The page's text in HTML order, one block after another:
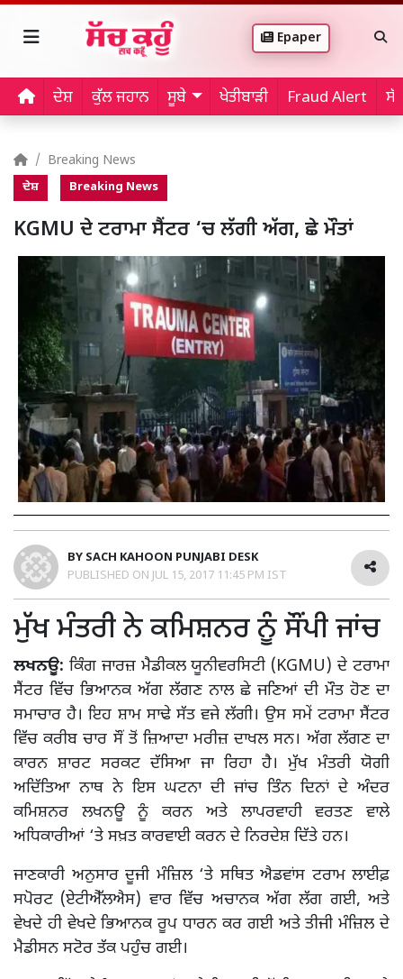
Epaper
ਦੇਸ਼ ਕੁੱਲ ਜਹਾਨ ਸੂਬੇ ਖੇਤੀਬਾੜੀ Fraud Alert
Breaking News
ਦੇਸ਼ Breaking News
KGMU ਦੇ ਟਰਾਮਾ ਸੈਂਟਰ ‘ਚ ਲੱਗੀ ਅੱਗ, ਛੇ ਮੌਤਾਂ
BY SACH KAHOON PUNJABI DESK
PUBLISHED ON JUL 15, 2017 11:45 PM IST
ਮੁੱਖ ਮੰਤਰੀ ਨੇ ਕਮਿਸ਼ਨਰ ਨੂੰ ਸੌਂਪੀ ਜਾਂਚ
ਲਖਨਊ: ਕਿੰਗ ਜਾਰਜ਼ ਮੈਡੀਕਲ ਯੂਨੀਵਰਸਿਟੀ (KGMU) ਦੇ ਟਰਾਮਾ
ਸੈਂਟਰ ਵਿੱਚ ਭਿਆਨਕ ਅੱਗ ਲੱਗਣ ਨਾਲ ਛੇ ਜਣਿਆਂ ਦੀ ਮੌਤ ਹੋਣ ਦਾ
ਸਮਾਚਾਰ ਹੈ। ਇਹ ਸ਼ਾਮ ਸਾਢੇ ਸੱਤ ਵਜੇ ਲੱਗੀ। ਉਸ ਸਮੇਂ ਟਰਾਮਾ ਸੈਂਟਰ
ਵਿੱਚ ਕਰੀਬ ਚਾਰ ਸੌਂ ਤੋਂ ਜ਼ਿਆਦਾ ਮਰੀਜ਼ ਦਾਖਲ ਸਨ। ਅੱਗ ਲੱਗਣ ਦਾ
ਕਾਰਨ ਸ਼ਾਰਟ ਸਰਕਟ ਦੱਸਿਆ ਜਾ ਰਿਹਾ ਹੈ। ਮੁੱਖ ਮੰਤਰੀ ਯੋਗੀ
ਅਦਿੱਤਿਆ ਨਾਥ ਨੇ ਇਸ ਘਟਨਾ ਦੀ ਜਾਂਚ ਤਿੰਨ ਦਿਨਾਂ ਦੇ ਅੰਦਰ
ਕਮਿਸ਼ਨਰ ਲਖਨਊ ਨੂੰ ਕਰਨ ਅਤੇ ਲਾਪਰਵਾਹੀ ਵਰਤਣ ਵਾਲੇ
ਅਧਿਕਾਰੀਆਂ ‘ਤੇ ਸਖ਼ਤ ਕਾਰਵਾਈ ਕਰਨ ਦੇ ਨਿਰਦੇਸ਼ ਦਿੱਤੇ ਹਨ।
ਜਾਣਕਾਰੀ ਅਨੁਸਾਰ ਦੂਜੀ ਮੰਜ਼ਿਲ ‘ਤੇ ਸਥਿਤ ਐਡਵਾਂਸ ਟਰਾਮ ਲਾਈਫ਼
ਸਪੋਰਟ (ਏਟੀਐੱਲਐਸ) ਵਾਰ ਵਿੱਚ ਅਚਾਨਕ ਅੱਗ ਲੱਗ ਗਈ, ਅਤੇ
ਵੇਖਦੇ ਹੀ ਵੇਖਦੇ ਭਿਆਨਕ ਰੂਪ ਧਾਰਨ ਕਰ ਗਈ ਅਤੇ ਤੀਜੀ ਮੰਜ਼ਿਲ ਦੇ
ਮੈਡੀਸਨ ਸਟੋਰ ਤੱਕ ਪਹੁੰਚ ਗਈ।